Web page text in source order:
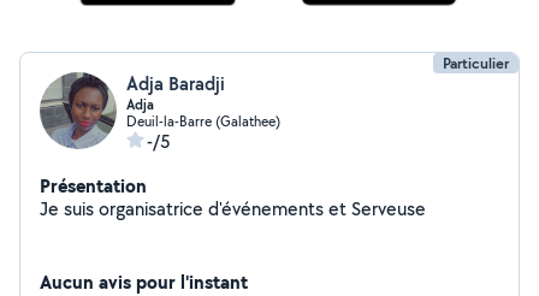
Particulier
Adja Baradji
Adja
Deuil-la-Barre (Galathee)
-/5
Présentation
Je suis organisatrice d'événements et Serveuse
Aucun avis pour l'instant